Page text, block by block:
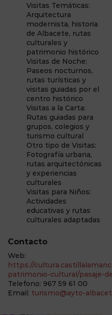
Visitas Temáticas:
Arquitectura
modernista, historia
de Albacete, rutas
culturales y
patrimonio histórico
Visitas de Noche:
Paseos nocturnos,
rutas turísticas y
visitas guiadas por el
centro histórico
Visitas a la Carta:
Rutas guiadas para
grupos, colegios y
turismo cultural
Otro tipo de Visitas:
Fotografía urbana,
rutas arquitectónicas
y experiencias
culturales
Visitas para Niños:
Actividades
educativas y rutas
culturales adaptadas
Contacto
Web:
https://
patrimonio-cultural/pasaje-
Telefono: 967 59 61 00
Email: turismo@ayto-